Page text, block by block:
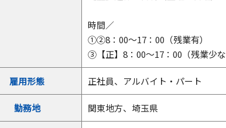
時間／
①②8：00～17：00（残業有）
③【正】8：00～17：00（残業少
雇用形態 正社員、アルバイト・パート
勤務地 関東地方、埼玉県